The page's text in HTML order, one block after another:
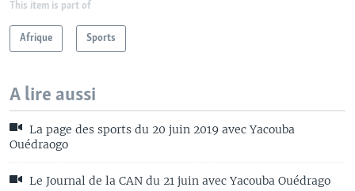
This item is part of
Afrique Sports
A lire aussi
La page des sports du 20 juin 2019 avec Yacouba
Ouédraogo
Le Journal de la CAN du 21 juin avec Yacouba Ouédrago